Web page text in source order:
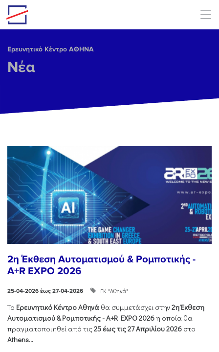
Skip to main content
Ερευνητικό Κέντρο ΑΘΗΝΑ
Νέα
2η Έκθεση Αυτοματισμού & Ρομποτικής -
A+R EXPO 2026
25-04-2026 έως 27-04-2026 ΕΚ "Αθηνά"
Το Ερευνητικό Κέντρο Αθηνά θα συμμετάσχει στην2η Έκθεση
Αυτοματισμού & Ρομποτικής - Α+R EXPO 2026 η οποία θα
πραγματοποιηθεί από τις25 έως τις 27 Απριλίου 2026 στο
Athens...